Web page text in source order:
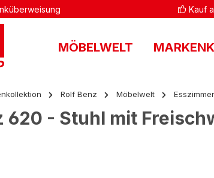
springen Kauf
MÖBELWELT
Rolf Benz Möbelwelt Esszimmer
620 - Stuhl mit